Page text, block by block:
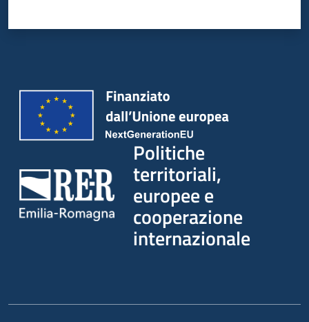
Politiche
territoriali,
europee e
cooperazione
internazionale